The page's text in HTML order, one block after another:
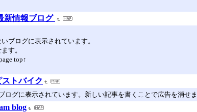
新情報ブログ
ブログに表示されています。
す。
top↑
ストバイク
ログに表示されています。新しい記事を書くことで広告を消せま
blog